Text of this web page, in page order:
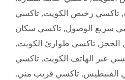
, تاكسي رخيص الكويت, تاكسي
سريع الوصول, تاكسي سكان
, تاكسي طوارئ الكويت,
عبر الهاتف الكويت, تاكسي
الفنيطيس, تاكسي قريب مني,